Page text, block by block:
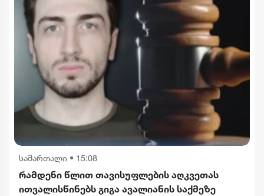
სამართალი • 15:08
რამდენი წლით თავისუფლების აღკვეთას
ითვალისწინებს გიგა ავალიანის საქმეზე